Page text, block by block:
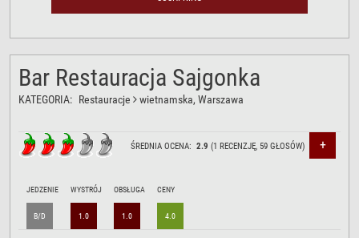
Bar Restauracja Sajgonka
KATEGORIA: Restauracje wietnamska, Warszawa
ŚREDNIA OCENA:2.9 (1 RECENZJĘ, 59 GŁOSÓW) +
JEDZENIE
B/D
WYSTRÓJ
1.0
OBSŁUGA
1.0
CENY
4.0